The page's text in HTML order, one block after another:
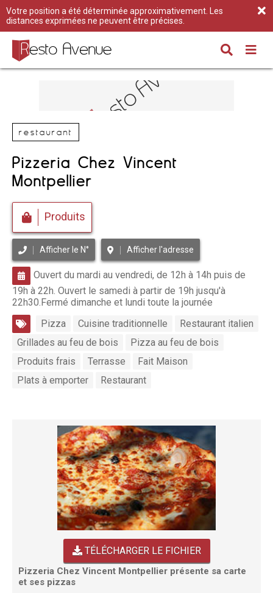
Votre position a été déterminée approximativement. Les
distances exprimées ne peuvent être précises.
restaurant
Pizzeria Chez Vincent
Montpellier
Produits
Afficher le N° Afficher l'adresse
Ouvert du mardi au vendredi, de 12h à 14h puis de
19h à 22h. Ouvert le samedi à partir de 19h jusqu'à
22h30.Fermé dimanche et lundi toute la journée
Pizza
Cuisine traditionnelle
Restaurant italien
Grillades au feu de bois
Pizza au feu de bois
Produits frais
Terrasse
Fait Maison
Plats à emporter
Restaurant
TÉLÉCHARGER LE FICHIER
Pizzeria Chez Vincent Montpellier présente sa carte
et ses pizzas